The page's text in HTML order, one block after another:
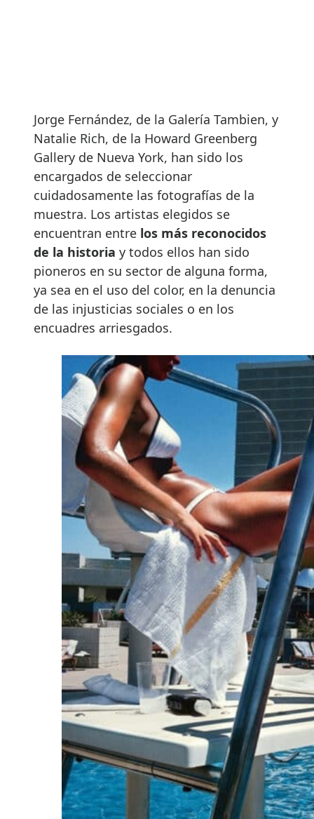
Jorge Fernández, de la Galería Tambien, y
Natalie Rich, de la Howard Greenberg
Gallery de Nueva York, han sido los
encargados de seleccionar
cuidadosamente las fotografías de la
muestra. Los artistas elegidos se
encuentran entre los más reconocidos
de la historia y todos ellos han sido
pioneros en su sector de alguna forma,
ya sea en el uso del color, en la denuncia
de las injusticias sociales o en los
encuadres arriesgados.